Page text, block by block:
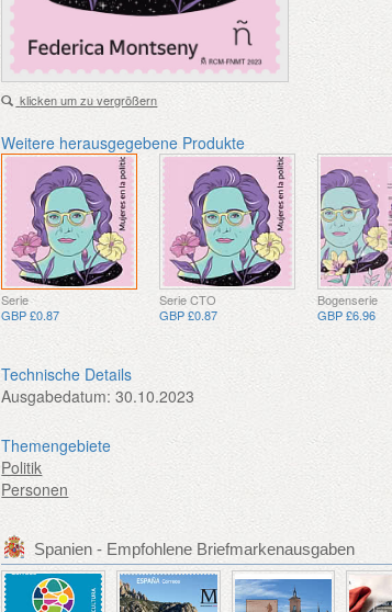
klicken um zu vergrößern
Weitere herausgegebene Produkte
Serie
GBP £0.87
Serie CTO
GBP £0.87
Bogenserie
GBP £6.96
Technische Details
Ausgabedatum: 30.10.2023
Themengebiete
Politik
Personen
Spanien - Empfohlene Briefmarkenausgaben